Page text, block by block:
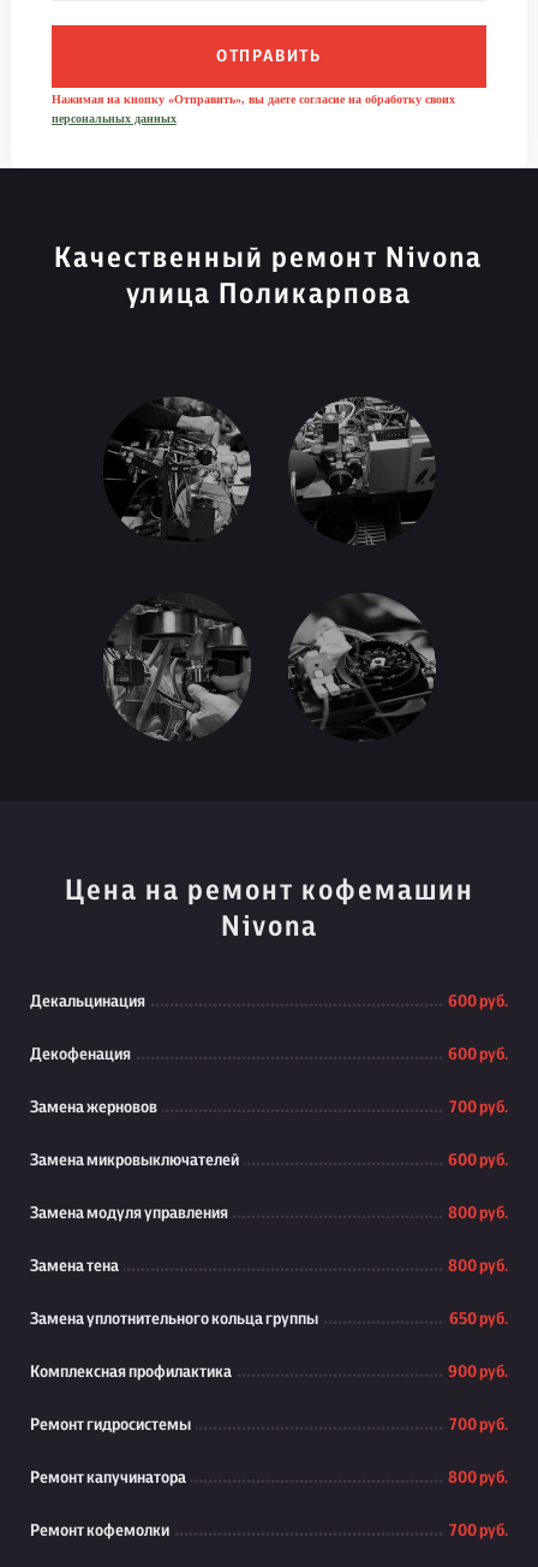
ОТПРАВИТЬ
Нажимая на кнопку «Отправить», вы даете согласие на обработку своих
персональных данных
Качественный ремонт Nivona
улица Поликарпова
Цена на ремонт кофемашин
Nivona
Декальцинация 600 руб.
Декофенация 600 руб.
Замена жерновов 700 руб.
Замена микровыключателей 600 руб.
Замена модуля управления 800 руб.
Замена тена 800 руб.
Замена уплотнительного кольца группы 650 руб.
Комплексная профилактика 900 руб.
Ремонт гидросистемы 700 руб.
Ремонт капучинатора 800 руб.
Ремонт кофемолки 700 руб.